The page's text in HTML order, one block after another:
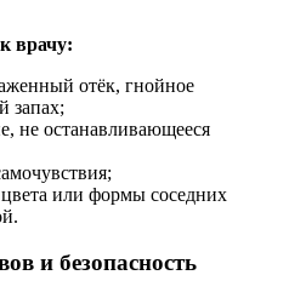
врачу:
отёк, гнойное
запах;
не останавливающееся
или формы соседних
и безопасность